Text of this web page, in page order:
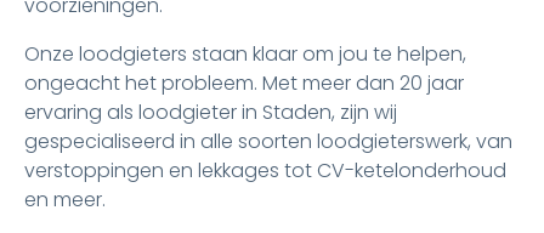
Onze loodgieters staan klaar om jou te helpen,
ongeacht het probleem. Met meer dan 20 jaar
ervaring als loodgieter in Staden, zijn wij
gespecialiseerd in alle soorten loodgieterswerk, van
verstoppingen en lekkages tot CV-ketelonderhoud
en meer.